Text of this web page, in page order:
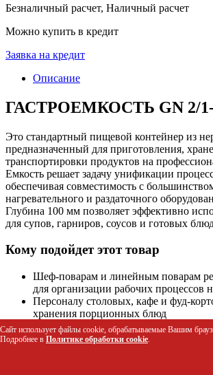
Безналичный расчет, Наличный расчет
Можно купить в кредит
Заявка на кредит
Описание
ГАСТРОЕМКОСТЬ GN 2/1-
Это стандартный пищевой контейнер из
предназначенный для приготовления,
транспортировки продуктов на
Емкость решает задачу унификации
обеспечивая совместимость с
нагревательного и раздаточного
Глубина 100 мм позволяет эффективно
для супов, гарниров, соусов и готовых
Кому подойдет этот товар
Шеф-поварам и линейным поварам
для организации рабочих процессов
Персоналу столовых, кафе и фуд-
хранения порционных блюд
Специалистам кейтеринга для
готовой продукции к месту
Сайт использует файлы cookie, обрабатываемые Вашим
Подробнее в Политике обработки cookie.